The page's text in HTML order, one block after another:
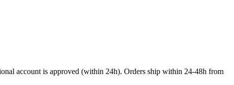
account is approved (within 24h). Orders ship within 24-48h from